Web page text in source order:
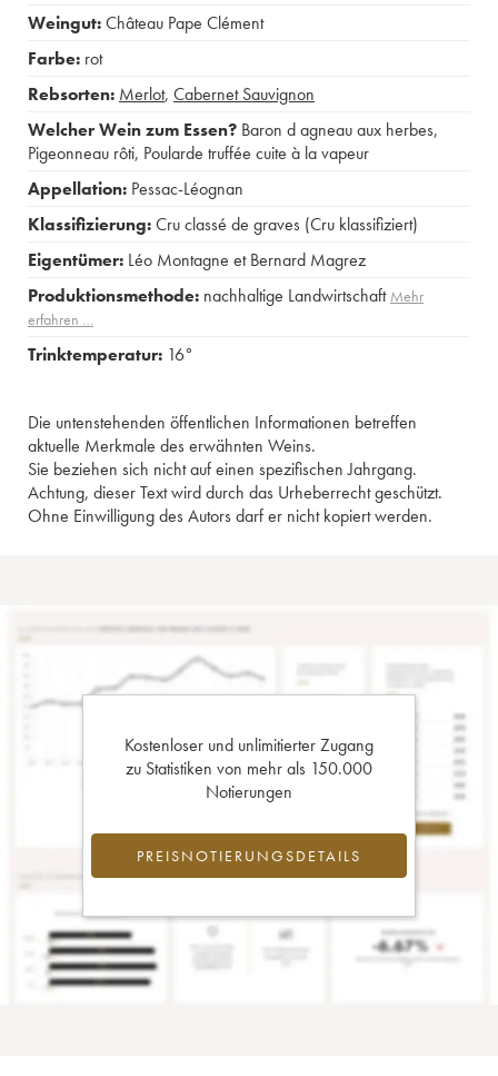
Weingut:Château Pape Clément
Farbe: rot
Rebsorten: Merlot, Cabernet Sauvignon
Welcher Wein zum Essen? Baron d agneau aux herbes,
Pigeonneau rôti, Poularde truffée cuite à la vapeur
Appellation: Pessac-Léognan
Klassifizierung:Cru classé de graves (Cru klassifiziert)
Eigentümer: Léo Montagne et Bernard Magrez
Produktionsmethode: nachhaltige Landwirtschaft Mehr
erfahren …
Trinktemperatur: 16°
Die untenstehenden öffentlichen Informationen betreffen
aktuelle Merkmale des erwähnten Weins.
Sie beziehen sich nicht auf einen spezifischen Jahrgang.
Achtung, dieser Text wird durch das Urheberrecht geschützt.
Ohne Einwilligung des Autors darf er nicht kopiert werden.
Kostenloser und unlimitierter Zugang
zu Statistiken von mehr als 150.000
Notierungen
PREISNOTIERUNGSDETAILS